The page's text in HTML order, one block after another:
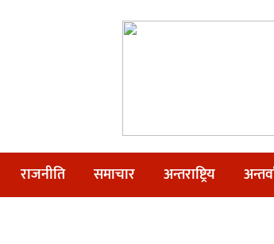
राजनीति समाचार अन्तराष्ट्रिय